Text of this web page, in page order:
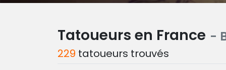
Tatoueurs en France -
229 tatoueurs trouvés